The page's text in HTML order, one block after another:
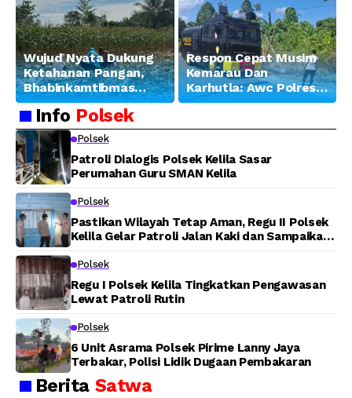
Wujud Nyata Dukung
Ketahanan Pangan,
Bhabinkamtibmas
Banjar Ausoy Turun
Langsung Bantu
Warga Panen Jagung
Respon Cepat Musim
Kemarau Dan
Karhutla: Awc Polres
Teluk Bintuni
Lahan di Jalan Poros
Info Polsek
Polsek
Patroli Dialogis Polsek Kelila Sasar
Perumahan Guru SMAN Kelila
Polsek
Pastikan Wilayah Tetap Aman, Regu II Polsek
Kelila Gelar Patroli Jalan Kaki dan Sampaikan
Polsek
Regu I Polsek Kelila Tingkatkan Pengawasan
Lewat Patroli Rutin
Polsek
6 Unit Asrama Polsek Pirime Lanny Jaya
Terbakar, Polisi Lidik Dugaan Pembakaran
Berita Satwa